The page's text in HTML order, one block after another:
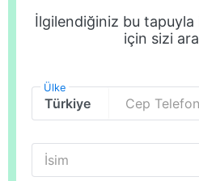
İlgilendiğiniz bu tapuyla
için sizi
Ülke
Cep
İsim